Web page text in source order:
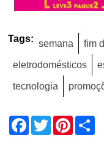
Tags: semana fim
eletrodomésticos
tecnologia
Facebook
Twitter